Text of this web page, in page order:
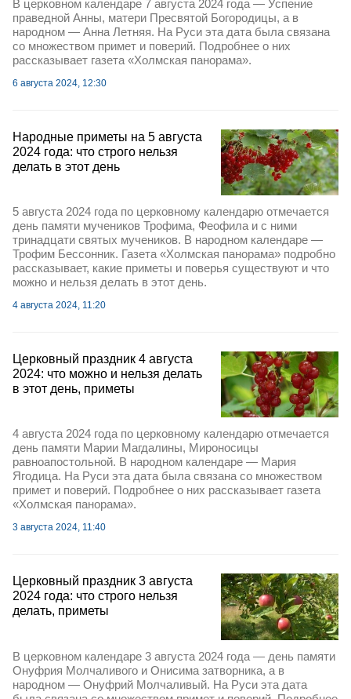
В церковном календаре 7 августа 2024 года — Успение
праведной Анны, матери Пресвятой Богородицы, а в
народном — Анна Летняя. На Руси эта дата была связана
со множеством примет и поверий. Подробнее о них
рассказывает газета «Холмская панорама».
6 августа 2024, 12:30
Народные приметы на 5 августа
2024 года: что строго нельзя
делать в этот день
5 августа 2024 года по церковному календарю отмечается
день памяти мучеников Трофима, Феофила и с ними
тринадцати святых мучеников. В народном календаре —
Трофим Бессонник. Газета «Холмская панорама» подробно
рассказывает, какие приметы и поверья существуют и что
можно и нельзя делать в этот день.
4 августа 2024, 11:20
Церковный праздник 4 августа
2024: что можно и нельзя делать
в этот день, приметы
4 августа 2024 года по церковному календарю отмечается
день памяти Марии Магдалины, Мироносицы
равноапостольной. В народном календаре — Мария
Ягодица. На Руси эта дата была связана со множеством
примет и поверий. Подробнее о них рассказывает газета
«Холмская панорама».
3 августа 2024, 11:40
Церковный праздник 3 августа
2024 года: что строго нельзя
делать, приметы
В церковном календаре 3 августа 2024 года — день памяти
Онуфрия Молчаливого и Онисима затворника, а в
народном — Онуфрий Молчаливый. На Руси эта дата